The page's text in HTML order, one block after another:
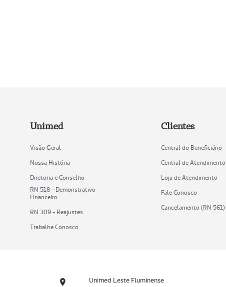
Unimed
Visão Geral
Nossa História
Diretoria e Conselho
RN 518 - Demonstrativo
Financeiro
RN 309 - Reajustes
Trabalhe Conosco
Clientes
Central do Beneficiário
Central de Atendimento
Loja de Atendimento
Fale Conosco
Cancelamento (RN 561)
Unimed Leste Fluminense